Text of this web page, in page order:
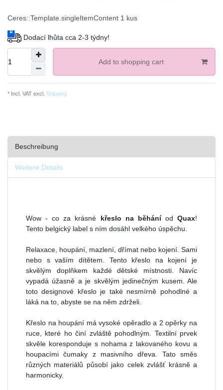
Ceres::Template.singleItemContent 1 kus
Dodací lhůta cca 2-3 týdny!
Add to shopping cart
* Incl. VAT excl. Shipping
Beschreibung
Weitere Details
Wow - co za krásné křeslo na běháníodQuax!
Tento belgický label s ním dosáhl velkého úspěchu.
Relaxace, houpání, mazlení, dřímat nebo kojení. Sami
nebo s vaším dítětem. Tento křeslo na kojení je
skvělým doplňkem každé dětské místnosti. Navíc
vypadá úžasně a je skvělým jedinečným kusem. Ale
toto designové křeslo je také nesmírně pohodlné a
láká na to, abyste se na něm zdrželi.
Křeslo na houpání má vysoké opěradlo a 2 opěrky na
ruce, které ho činí zvláště pohodlným. Textilní prvek
skvěle koresponduje s nohama z lakovaného kovu a
houpacími čumaky z masivního dřeva. Tato směs
různých materiálů působí jako celek zvlášť krásně a
harmonicky.